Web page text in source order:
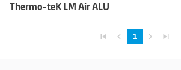
Thermo-teK LM Air ALU
skip_previous navigate_before 1 navigate_next skip_next